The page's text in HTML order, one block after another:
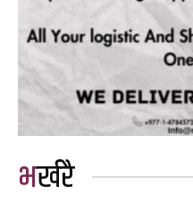
भर्खरै